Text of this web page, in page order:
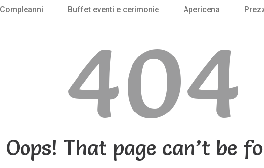
Compleanni Buffet eventi e cerimonie Apericena
404
Oops! That page can’t be